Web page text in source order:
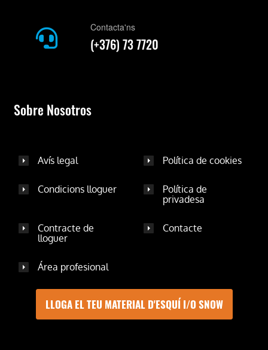
Contacta'ns
(+376) 73 7720
Sobre Nosotros
Avís legal Política de cookies
Condicions lloguer
Política de
privadesa
Contracte de
lloguer
Contacte
Área profesional
LLOGA EL TEU MATERIAL D'ESQUÍ I/O SNOW